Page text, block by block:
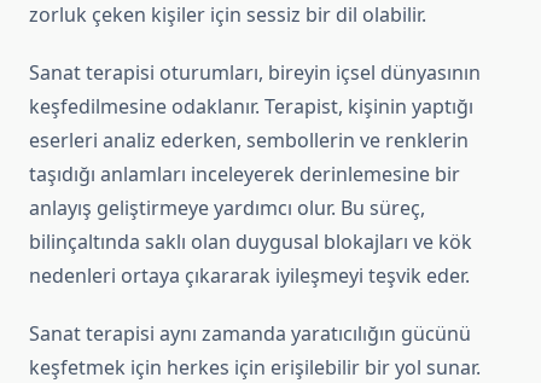
zorluk çeken kişiler için sessiz bir dil olabilir.
Sanat terapisi oturumları, bireyin içsel dünyasının
keşfedilmesine odaklanır. Terapist, kişinin yaptığı
eserleri analiz ederken, sembollerin ve renklerin
taşıdığı anlamları inceleyerek derinlemesine bir
anlayış geliştirmeye yardımcı olur. Bu süreç,
bilinçaltında saklı olan duygusal blokajları ve kök
nedenleri ortaya çıkararak iyileşmeyi teşvik eder.
Sanat terapisi aynı zamanda yaratıcılığın gücünü
keşfetmek için herkes için erişilebilir bir yol sunar.